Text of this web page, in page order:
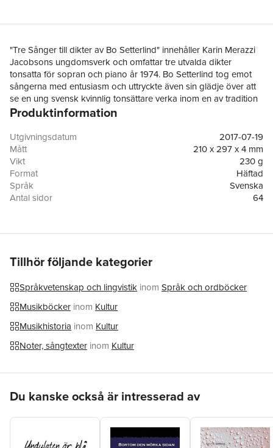
"Tre Sånger till dikter av Bo Setterlind" innehåller Karin Merazzi
Jacobsons ungdomsverk och omfattar tre utvalda dikter
tonsatta för sopran och piano år 1974. Bo Setterlind tog emot
sångerna med entusiasm och uttryckte även sin glädje över att
se en ung svensk kvinnlig tonsättare verka inom en av tradition
mansdominerad konstform. Utgåvan bjuder, förutom partitur
tonsättningarna och innehållet bildar en färgstark mosaik av
noter, prosa, poesi och historik, då även en klippsamling
relaterat till verket ur tonsättarens privata ägo finns med i tryck.
Sångerna föreligger i ursprunglig, helt oförändrad form inklusive
sångbara översättningar på engelska, tyska, italienska och
franska. I sin relativa enkelhet kan tonsättningarna exempelvis
Produktinformation
Utgivningsdatum
2017-07-19
Mått
210 x 297 x 4 mm
Vikt
230 g
Format
Häftad
Språk
Svenska
Antal sidor
64
Medarbetare
Karin MerazziJacobson
Tillhör följande kategorier
Språkvetenskap och lingvistik inom Språk och ordböcker
Musikböcker inom Kultur
Musikhistoria inom Kultur
Noter, sångtexter inom Kultur
Du kanske också är intresserad av